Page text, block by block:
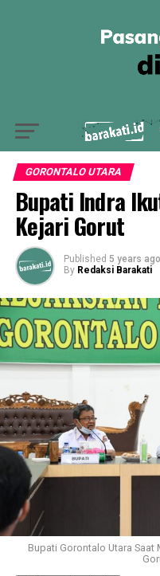
GORONTALO UTARA
Bupati Indra
Kejari Gorut
Published 5 years ago
By Redaksi Barakati
Bupati Gorontalo Utara Saat